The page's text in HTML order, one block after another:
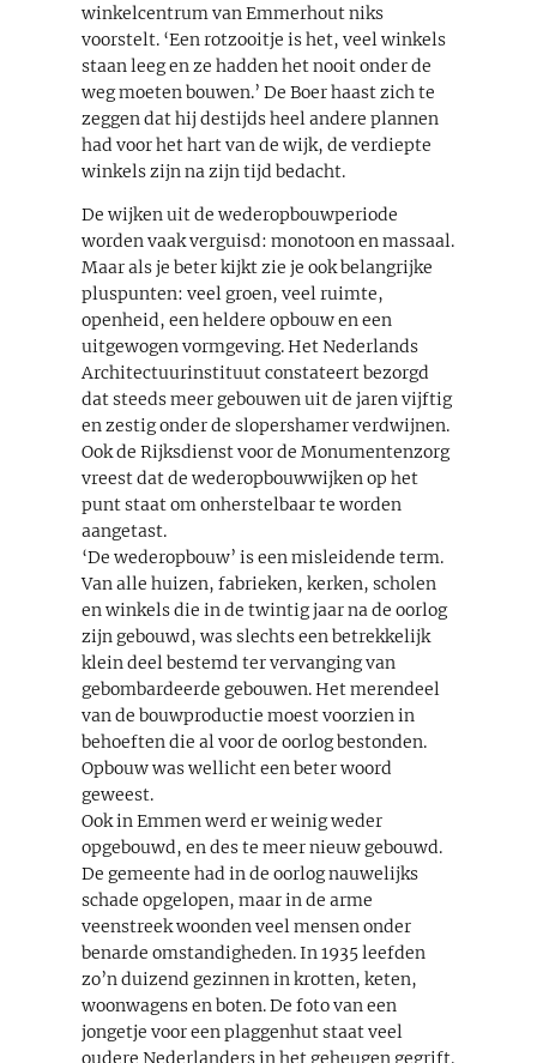
winkelcentrum van Emmerhout niks
voorstelt. ‘Een rotzooitje is het, veel winkels
staan leeg en ze hadden het nooit onder de
weg moeten bouwen.’ De Boer haast zich te
zeggen dat hij destijds heel andere plannen
had voor het hart van de wijk, de verdiepte
winkels zijn na zijn tijd bedacht.
De wijken uit de wederopbouwperiode
worden vaak verguisd: monotoon en massaal.
Maar als je beter kijkt zie je ook belangrijke
pluspunten: veel groen, veel ruimte,
openheid, een heldere opbouw en een
uitgewogen vormgeving. Het Nederlands
Architectuurinstituut constateert bezorgd
dat steeds meer gebouwen uit de jaren vijftig
en zestig onder de slopershamer verdwijnen.
Ook de Rijksdienst voor de Monumentenzorg
vreest dat de wederopbouwwijken op het
punt staat om onherstelbaar te worden
aangetast.
‘De wederopbouw’ is een misleidende term.
Van alle huizen, fabrieken, kerken, scholen
en winkels die in de twintig jaar na de oorlog
zijn gebouwd, was slechts een betrekkelijk
klein deel bestemd ter vervanging van
gebombardeerde gebouwen. Het merendeel
van de bouwproductie moest voorzien in
behoeften die al voor de oorlog bestonden.
Opbouw was wellicht een beter woord
geweest.
Ook in Emmen werd er weinig weder
opgebouwd, en des te meer nieuw gebouwd.
De gemeente had in de oorlog nauwelijks
schade opgelopen, maar in de arme
veenstreek woonden veel mensen onder
benarde omstandigheden. In 1935 leefden
zo’n duizend gezinnen in krotten, keten,
woonwagens en boten. De foto van een
jongetje voor een plaggenhut staat veel
oudere Nederlanders in het geheugen gegrift.